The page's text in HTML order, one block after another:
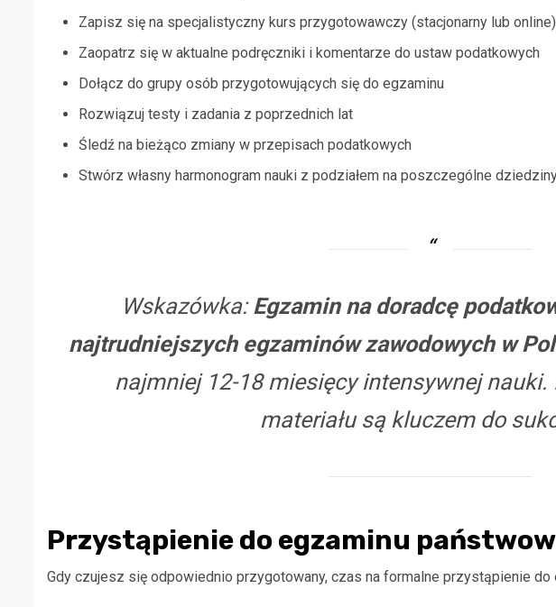
Zapisz się na specjalistyczny kurs przygotowawczy (stacjonarny lub online)
Zaopatrz się w aktualne podręczniki i komentarze do ustaw podatkowych
Dołącz do grupy osób przygotowujących się do egzaminu
Rozwiązuj testy i zadania z poprzednich lat
Śledź na bieżąco zmiany w przepisach podatkowych
Stwórz własny harmonogram nauki z podziałem na poszczególne
Wskazówka: Egzamin na doradcę
najtrudniejszych egzaminów zawodowych w
najmniej 12-18 miesięcy intensywnej nauki.
materiału są kluczem do
Przystąpienie do egzaminu
Gdy czujesz się odpowiednio przygotowany, czas na formalne przystąpienie do